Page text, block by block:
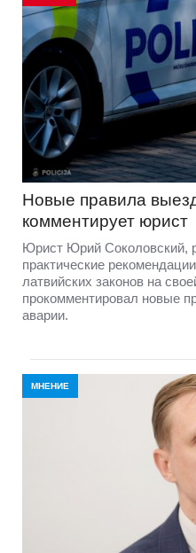
Новые правила
комментирует юрист
Юрист Юрий Соколовский,
практические
латвийских законов на
прокомментировал новые
аварии.
МНЕНИЕ